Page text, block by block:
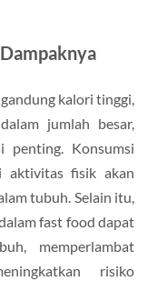
kalori tinggi,
jumlah besar,
Konsumsi
aktivitas fisik akan
tubuh. Selain itu,
fast food dapat
memperlambat
risiko